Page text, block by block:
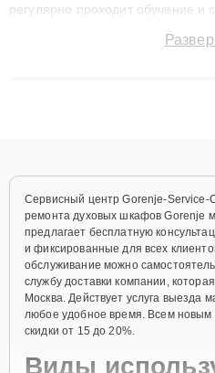
регулярно проходит обучение и
технику с сохранением
Сервисный центр Gorenje-Service-
ремонта духовых шкафов Gorenje
предлагает бесплатную
и фиксированные для всех
обслуживание можно
службу доставки компании,
Москва. Действует услуга выезда
любое удобное время. Всем новым
скидки от 15 до 20%.
Виды